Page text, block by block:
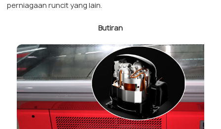
perniagaan runcit yang lain.
Butiran